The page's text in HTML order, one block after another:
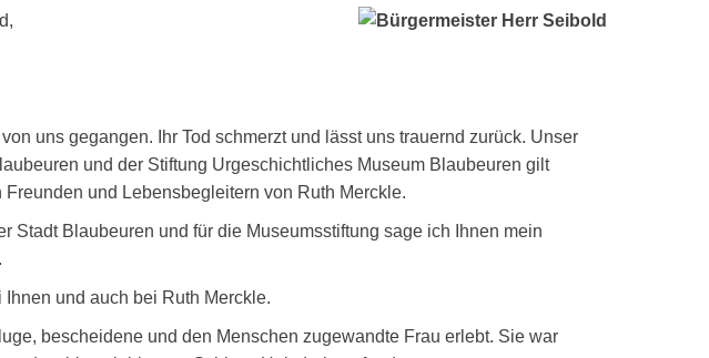
uns gegangen. Ihr Tod schmerzt und lässt uns trauernd zurück. Unser
und der Stiftung Urgeschichtliches Museum Blaubeuren gilt
und Lebensbegleitern von Ruth Merckle.
Stadt Blaubeuren und für die Museumsstiftung sage ich Ihnen mein
und auch bei Ruth Merckle.
bescheidene und den Menschen zugewandte Frau erlebt. Sie war